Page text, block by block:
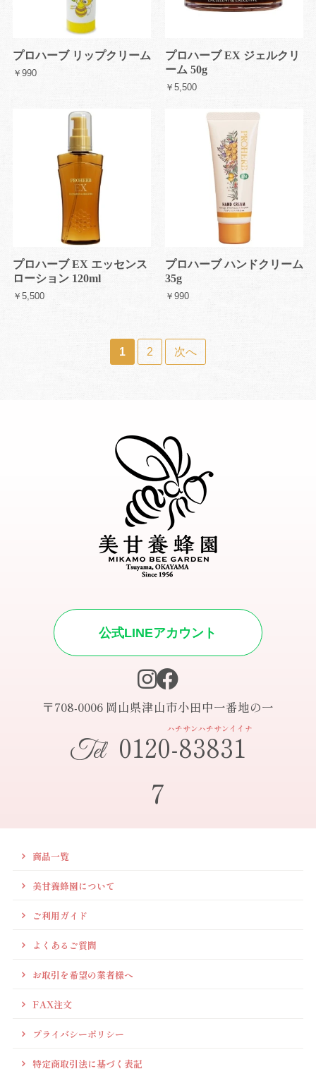
プロハーブ リップクリーム
￥990
プロハーブ EX ジェルクリ
ーム 50g
￥5,500
プロハーブ EX エッセンス
ローション 120ml
￥5,500
プロハーブ ハンドクリーム
35g
￥990
1 2 次へ
公式LINEアカウント
〒708-0006 岡山県津山市小田中一番地の一
ハチサンハチサンイイナ
Tel 0120-83831
7
商品一覧
美甘養蜂園について
ご利用ガイド
よくあるご質問
お取引を希望の業者様へ
FAX注文
プライバシーポリシー
特定商取引法に基づく表記